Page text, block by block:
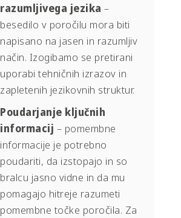
razumljivega jezika –
besedilo v poročilu mora biti
napisano na jasen in razumljiv
način. Izogibamo se pretirani
uporabi tehničnih izrazov in
zapletenih jezikovnih struktur.
Poudarjanje ključnih
informacij – pomembne
informacije je potrebno
poudariti, da izstopajo in so
bralcu jasno vidne in da mu
pomagajo hitreje razumeti
pomembne točke poročila. Za